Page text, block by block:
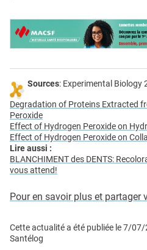
Sources: Experimental Biology
Degradation of Proteins Extracted
Peroxide
Effect of Hydrogen Peroxide on
Effect of Hydrogen Peroxide on
Lire aussi :
BLANCHIMENT des DENTS:
vous attend!
Pour en savoir plus et partager
Cette actualité a été publiée le7/07/
Santélog